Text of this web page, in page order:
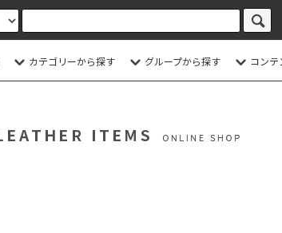
カテゴリーから探す グループから探す コンテ